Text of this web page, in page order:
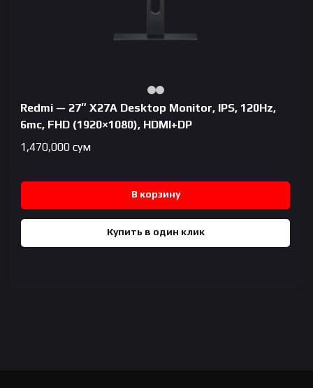
Redmi — 27″ X27A Desktop Monitor, IPS, 120Hz,
6mc, FHD (1920×1080), HDMI+DP
1,470,000 сум
В корзину
Купить в один клик